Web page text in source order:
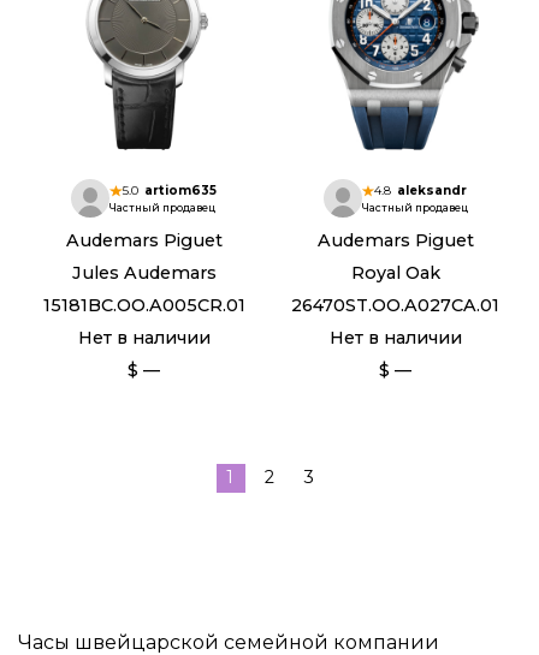
5.0 artiom635
Частный продавец
Audemars Piguet
Jules Audemars
15181BC.OO.A005CR.01
Нет в наличии
$ —
4.8 aleksandr
Частный продавец
Audemars Piguet
Royal Oak
26470ST.OO.A027CA.01
Нет в наличии
$ —
1 2 3
Часы швейцарской семейной компании